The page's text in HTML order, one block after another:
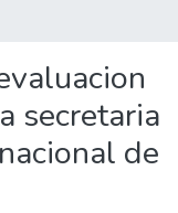
secretaria
de